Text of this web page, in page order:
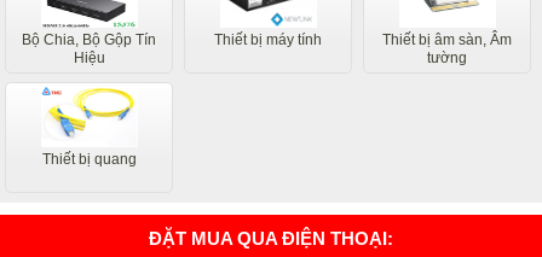
Bộ Chia, Bộ Gộp Tín
Hiệu
Thiết bị máy tính
Thiết bị âm sàn, Âm
tường
Thiết bị quang
ĐẶT MUA QUA ĐIỆN THOẠI: